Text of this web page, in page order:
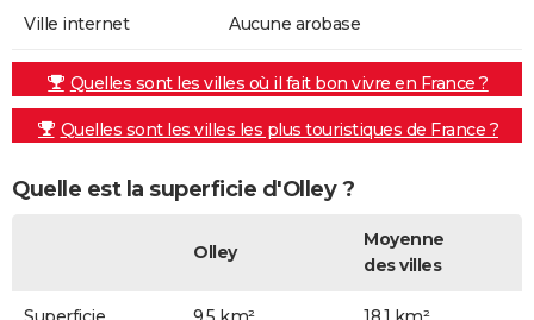
Ville internet Aucune arobase
Quelles sont les villes où il fait bon vivre en France ?
Quelles sont les villes les plus touristiques de France ?
Quelle est la superficie d'Olley ?
Olley
Moyenne
des villes